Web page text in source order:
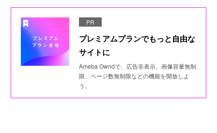
PR
プレミアムプランでもっと自由な
サイトに
Ameba Owndで、広告非表示、画像容量無制
限、ページ数無制限などの機能を開放しよ
う。